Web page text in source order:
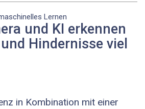
Lernen
und KI erkennen
Hindernisse viel
in Kombination mit einer